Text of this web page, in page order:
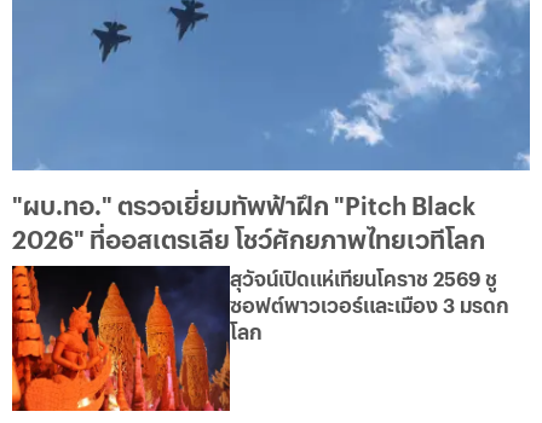
"ผบ.ทอ." ตรวจเยี่ยมทัพฟ้าฝึก "Pitch Black
2026" ที่ออสเตรเลีย โชว์ศักยภาพไทยเวทีโลก
สุวัจน์เปิดแห่เทียนโคราช 2569 ชู
ซอฟต์พาวเวอร์และเมือง 3 มรดก
โลก